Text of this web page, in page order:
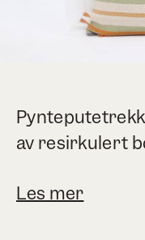
av resirkulert
Les mer